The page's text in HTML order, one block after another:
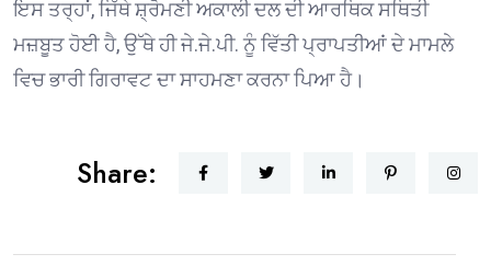
ਇਸ ਤਰ੍ਹਾਂ, ਜਿੱਥੇ ਸ਼੍ਰੋਮਣੀ ਅਕਾਲੀ ਦਲ ਦੀ ਆਰਥਿਕ ਸਥਿਤੀ
ਮਜ਼ਬੂਤ ਹੋਈ ਹੈ, ਉੱਥੇ ਹੀ ਜੇ.ਜੇ.ਪੀ. ਨੂੰ ਵਿੱਤੀ ਪ੍ਰਾਪਤੀਆਂ ਦੇ ਮਾਮਲੇ
ਵਿਚ ਭਾਰੀ ਗਿਰਾਵਟ ਦਾ ਸਾਹਮਣਾ ਕਰਨਾ ਪਿਆ ਹੈ।
Share: